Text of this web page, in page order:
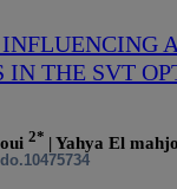
THE SVT
2* | Yahya El